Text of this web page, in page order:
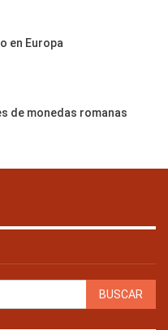
en Europa
de monedas romanas